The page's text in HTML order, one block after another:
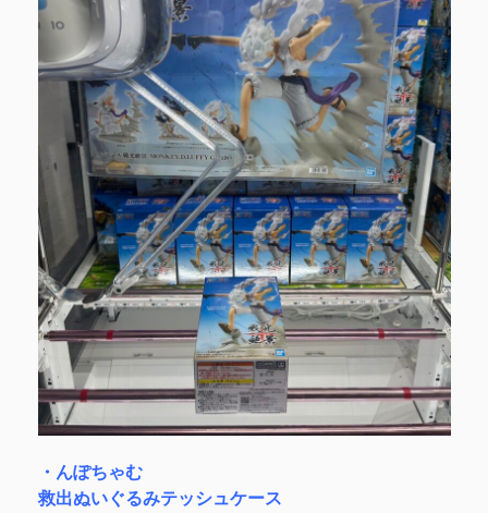
・んぽちゃむ
救出ぬいぐるみテッシュケース